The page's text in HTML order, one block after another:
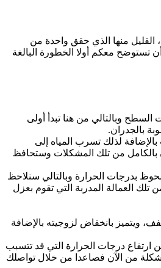
القليل منها الذي حقق واحدة من
معكم أولا الخطورة البالغة
وبالتالي من هنا تبدأ أولى
بالجدران.
لذلك تسرب المياه إلى
بالكامل من تلك المشكلات وستحافظ
بدرجات الحرارة وبالتالي سنلاحظ
العمالة المدربة التي تقوم بعزل
ويتميز بانخفاض لزوجيته بالإضافة
ارتفاع درجات الحرارة التي قد تتسبب
من الآن فصاعدا من خلال تواصلك